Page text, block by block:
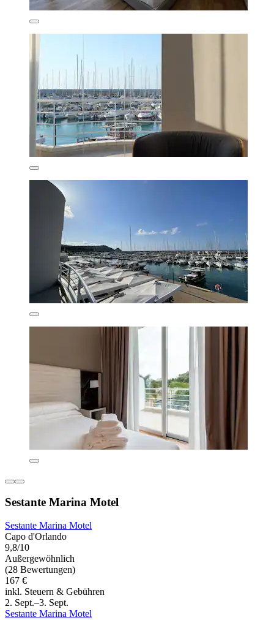
Sestante Marina Motel
Sestante Marina Motel
Capo d'Orlando
9,8/10
Außergewöhnlich
(28 Bewertungen)
167 €
inkl. Steuern & Gebühren
2. Sept.–3. Sept.
Sestante Marina Motel